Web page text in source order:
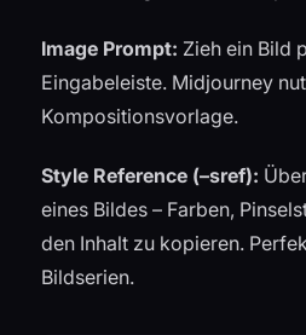
Image Prompt: Zieh ein Bild
Eingabeleiste. Midjourney
Kompositionsvorlage.
Style Reference (–sref):
eines Bildes – Farben,
den Inhalt zu kopieren.
Bildserien.